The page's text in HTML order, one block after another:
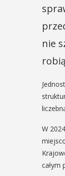
nie
W
całym